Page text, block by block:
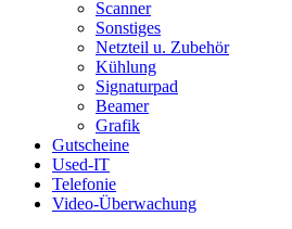
Scanner
Sonstiges
Netzteil u. Zubehör
Kühlung
Signaturpad
Beamer
Grafik
Gutscheine
Used-IT
Telefonie
Video-Überwachung